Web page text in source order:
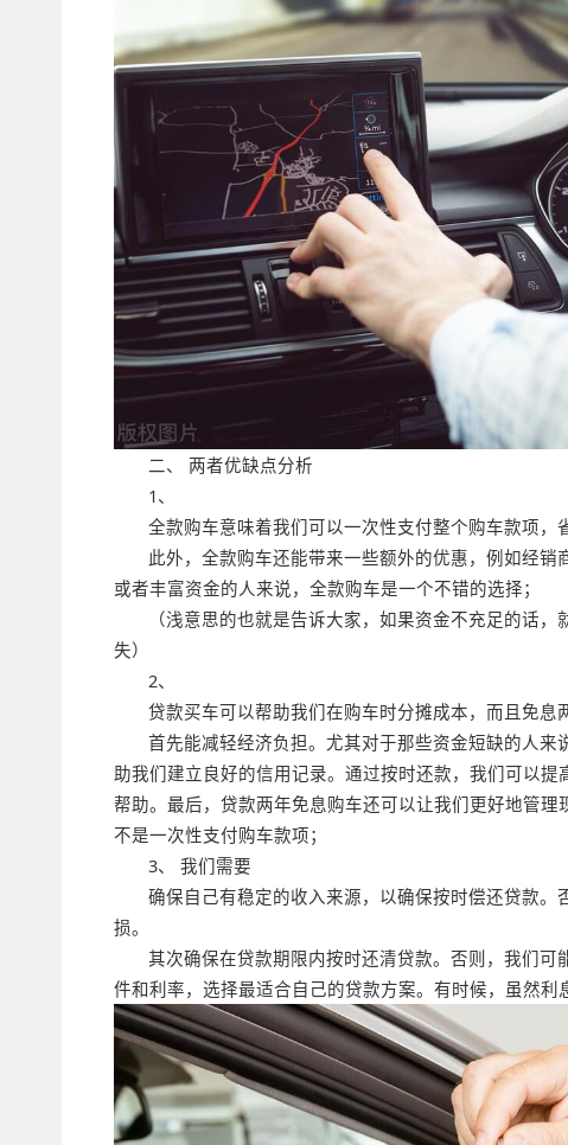
二、 两者优缺点分析
1、
全款购车意味着我们可以一次性支付整个购车款项，
此外，全款购车还能带来一些额外的优惠，例如经
或者丰富资金的人来说，全款购车是一个不错的选择；
（浅意思的也就是告诉大家，如果资金不充足的话
失）
2、
贷款买车可以帮助我们在购车时分摊成本，而且免息
首先能减轻经济负担。尤其对于那些资金短缺的人
助我们建立良好的信用记录。通过按时还款，我们可以
帮助。最后，贷款两年免息购车还可以让我们更好地管
不是一次性支付购车款项；
3、 我们需要
确保自己有稳定的收入来源，以确保按时偿还贷款
损。
其次确保在贷款期限内按时还清贷款。否则，我们
件和利率，选择最适合自己的贷款方案。有时候，虽然利